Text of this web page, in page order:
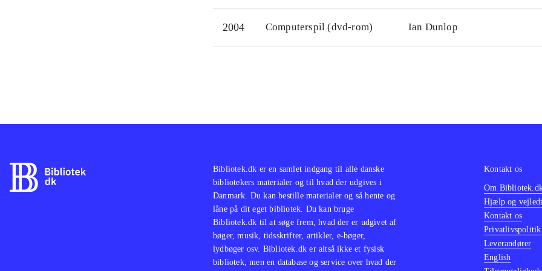
2004 Computerspil (dvd-rom) Ian Dunlop
Bibliotek.dk er en samlet indgang til alle danske
bibliotekers materialer og til hvad der udgives i
Danmark. Du kan bestille materialer og så hente og
låne på dit eget bibliotek. Du kan bruge
Bibliotek.dk til at søge frem, hvad der er udgivet af
bøger, musik, tidsskrifter, artikler, e-bøger,
lydbøger osv. Bibliotek.dk er altså ikke et fysisk
bibliotek, men en database og service over hvad der
Kontakt os
Om
Hjælp og
Kontakt os
Privatlivspolitik
Leverandører
English